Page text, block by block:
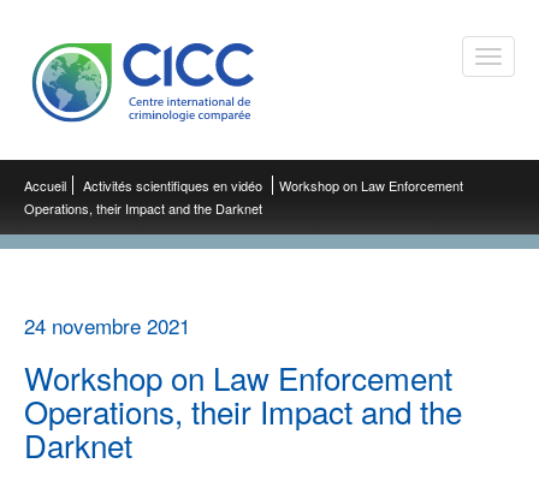
Toggle
Accueil Activités scientifiques en vidéo
Workshop on Law Enforcement
Operations, their Impact and the Darknet
24 novembre 2021
Workshop on Law Enforcement
Operations, their Impact and the
Darknet